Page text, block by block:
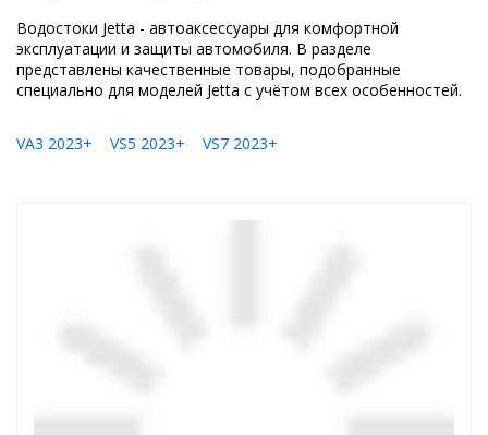
Водостоки Jetta - автоаксессуары для комфортной
эксплуатации и защиты автомобиля. В разделе
представлены качественные товары, подобранные
специально для моделей Jetta с учётом всех особенностей.
VA3 2023+ VS5 2023+ VS7 2023+